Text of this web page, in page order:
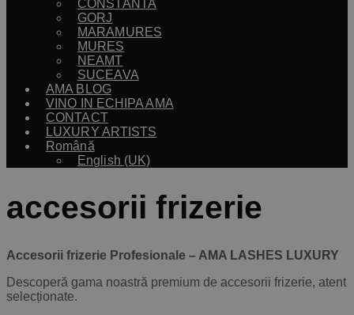
CONSTANTA
GORJ
MARAMURES
MURES
NEAMT
SUCEAVA
AMA BLOG
VINO IN ECHIPA AMA
CONTACT
LUXURY ARTISTS
Română
English (UK)
accesorii frizerie
Accesorii frizerie Profesionale – AMA LASHES LUXURY
Descoperă gama noastră premium de accesorii frizerie, atent
selecționate.